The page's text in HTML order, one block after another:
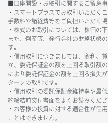
■口座開設・お取引に関するご留意
・スマートプラスでお取引いただく
手数料や諸経費等をご負担いただく場
・株式のお取引については、株価の
また、倒産等、発行会社の財務状態
す。
・信用取引につきましては、金利、
か、委託保証金の額を上回る取引額
により委託保証金の額を上回る損失
ターンの取引です。
・信用取引の委託保証金維持率や最
約締結前交付書面をよくお読みくださ
・お客様の投資に対する適合性が信
ことはできません。